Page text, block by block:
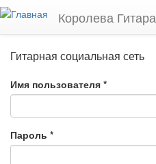
Перейти к основному содержанию
Королева Гитара
Гитарная социальная сеть
Имя пользователя *
Пароль *